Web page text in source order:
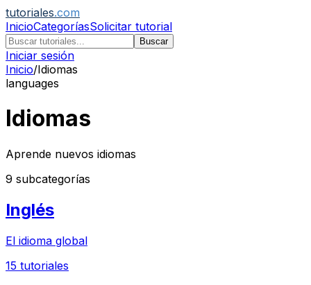
tutoriales.com
InicioCategoríasSolicitar tutorial
Buscar
Iniciar sesión
Inicio/Idiomas
languages
Idiomas
Aprende nuevos idiomas
9 subcategorías
Inglés
El idioma global
15 tutoriales